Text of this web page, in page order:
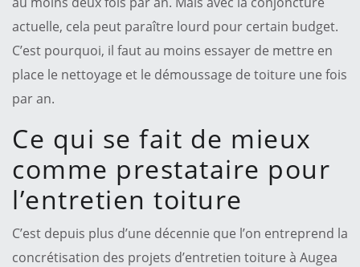
actuelle, cela peut paraître lourd pour certain budget.
C’est pourquoi, il faut au moins essayer de mettre en
place le nettoyage et le démoussage de toiture une fois
par an.
Ce qui se fait de mieux
comme prestataire pour
l’entretien toiture
C’est depuis plus d’une décennie que l’on entreprend la
concrétisation des projets d’entretien toiture à Augea